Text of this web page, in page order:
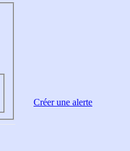
Créer une alerte